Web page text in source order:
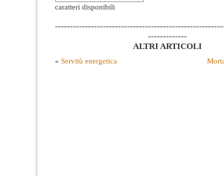
caratteri disponibili
-------------
ALTRI ARTICOLI
« Servitù energetica